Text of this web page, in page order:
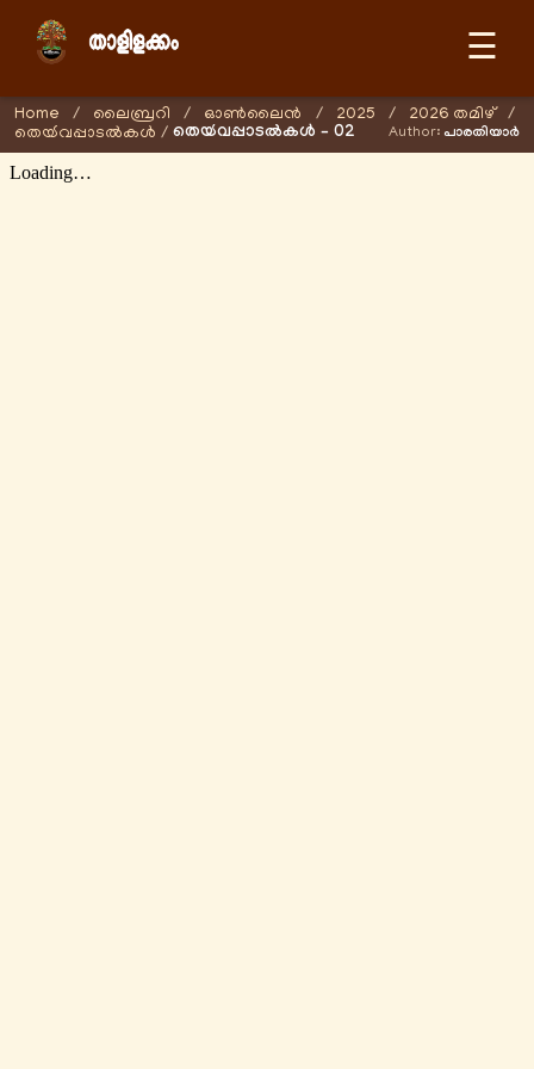
☰
Home / ലൈബ്രറി / ഓണ്‍ലൈന്‍ / 2025 / 2026 തമിഴ്
/
തെയ്‍വപ്പാടൽകൾ / തെയ്‍വപ്പാടൽകൾ – 02 Author: പാരതിയാർ